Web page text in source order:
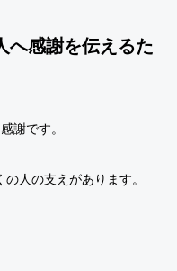
へ感謝を伝えるた
謝です。
人の支えがあります。